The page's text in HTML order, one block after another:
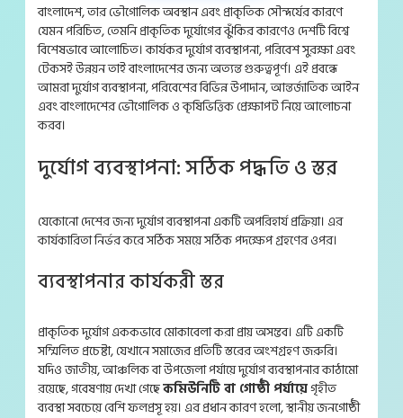
বাংলাদেশ, তার ভৌগোলিক অবস্থান এবং প্রাকৃতিক সৌন্দর্যের কারণে
যেমন পরিচিত, তেমনি প্রাকৃতিক দুর্যোগের ঝুঁকির কারণেও দেশটি বিশ্বে
বিশেষভাবে আলোচিত। কার্যকর দুর্যোগ ব্যবস্থাপনা, পরিবেশ সুরক্ষা এবং
টেকসই উন্নয়ন তাই বাংলাদেশের জন্য অত্যন্ত গুরুত্বপূর্ণ। এই প্রবন্ধে
আমরা দুর্যোগ ব্যবস্থাপনা, পরিবেশের বিভিন্ন উপাদান, আন্তর্জাতিক আইন
এবং বাংলাদেশের ভৌগোলিক ও কৃষিভিত্তিক প্রেক্ষাপট নিয়ে আলোচনা
করব।
দুর্যোগ ব্যবস্থাপনা: সঠিক পদ্ধতি ও স্তর
যেকোনো দেশের জন্য দুর্যোগ ব্যবস্থাপনা একটি অপরিহার্য প্রক্রিয়া। এর
কার্যকারিতা নির্ভর করে সঠিক সময়ে সঠিক পদক্ষেপ গ্রহণের ওপর।
ব্যবস্থাপনার কার্যকরী স্তর
প্রাকৃতিক দুর্যোগ এককভাবে মোকাবেলা করা প্রায় অসম্ভব। এটি একটি
সম্মিলিত প্রচেষ্টা, যেখানে সমাজের প্রতিটি স্তরের অংশগ্রহণ জরুরি।
যদিও জাতীয়, আঞ্চলিক বা উপজেলা পর্যায়ে দুর্যোগ ব্যবস্থাপনার কাঠামো
রয়েছে, গবেষণায় দেখা গেছেকমিউনিটি বা গোষ্ঠী পর্যায়েগৃহীত
ব্যবস্থা সবচেয়ে বেশি ফলপ্রসূ হয়। এর প্রধান কারণ হলো, স্থানীয় জনগোষ্ঠী